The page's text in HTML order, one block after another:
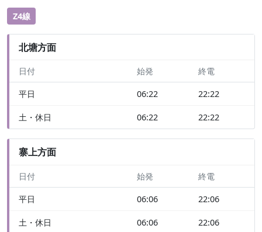
Z4線
北塘方面
日付 始発 終電
平日 06:22 22:22
土・休日 06:22 22:22
寨上方面
日付 始発 終電
平日 06:06 22:06
土・休日 06:06 22:06